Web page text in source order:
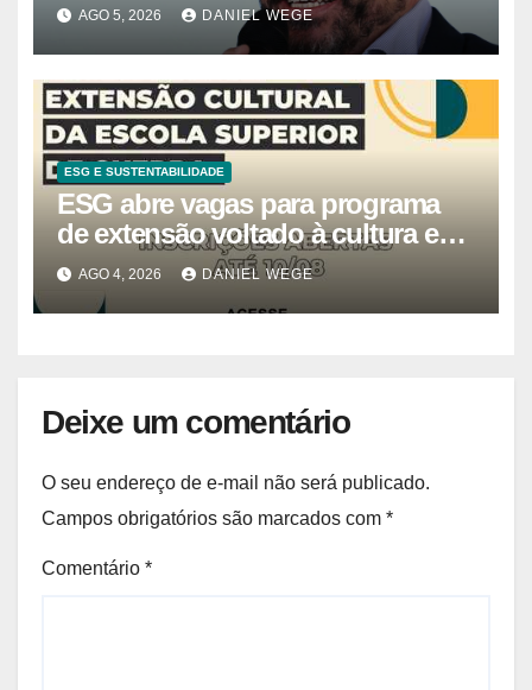
AGO 5, 2026 DANIEL WEGE
ESG E SUSTENTABILIDADE
ESG abre vagas para programa
de extensão voltado à cultura e
estudos estratégicos
AGO 4, 2026 DANIEL WEGE
Deixe um comentário
O seu endereço de e-mail não será publicado.
Campos obrigatórios são marcados com *
Comentário *